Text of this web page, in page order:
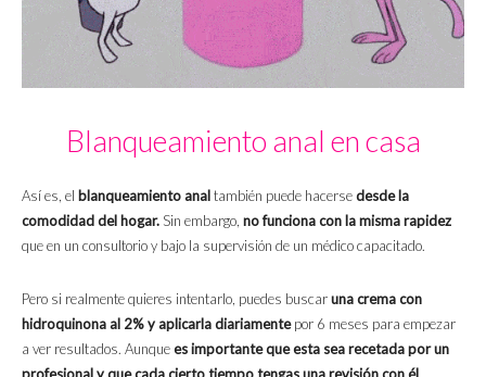
Blanqueamiento anal en casa
Así es, el blanqueamiento analtambién puede hacersedesde la
comodidad del hogar. Sin embargo, no funciona con la misma rapidez
que en un consultorio y bajo la supervisión de un médico capacitado.
Pero si realmente quieres intentarlo, puedes buscaruna crema con
hidroquinona al 2% y aplicarla diariamentepor 6 meses para empezar
a ver resultados. Aunquees importante que esta searecetada por un